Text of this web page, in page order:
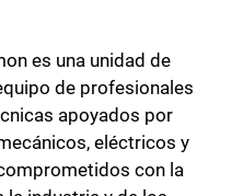
es una unidad de
de profesionales
apoyados por
eléctricos y
con la